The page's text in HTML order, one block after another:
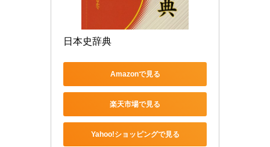
日本史辞典
Amazonで見る
楽天市場で見る
Yahoo!ショッピングで見る